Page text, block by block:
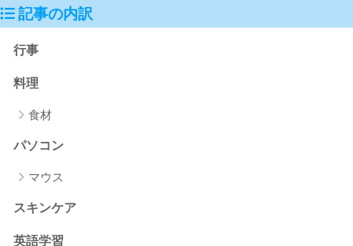
記事の内訳
行事
料理
食材
パソコン
マウス
スキンケア
英語学習